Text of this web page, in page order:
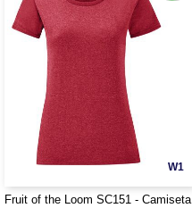
W1
Fruit of the Loom SC151 - Camiseta